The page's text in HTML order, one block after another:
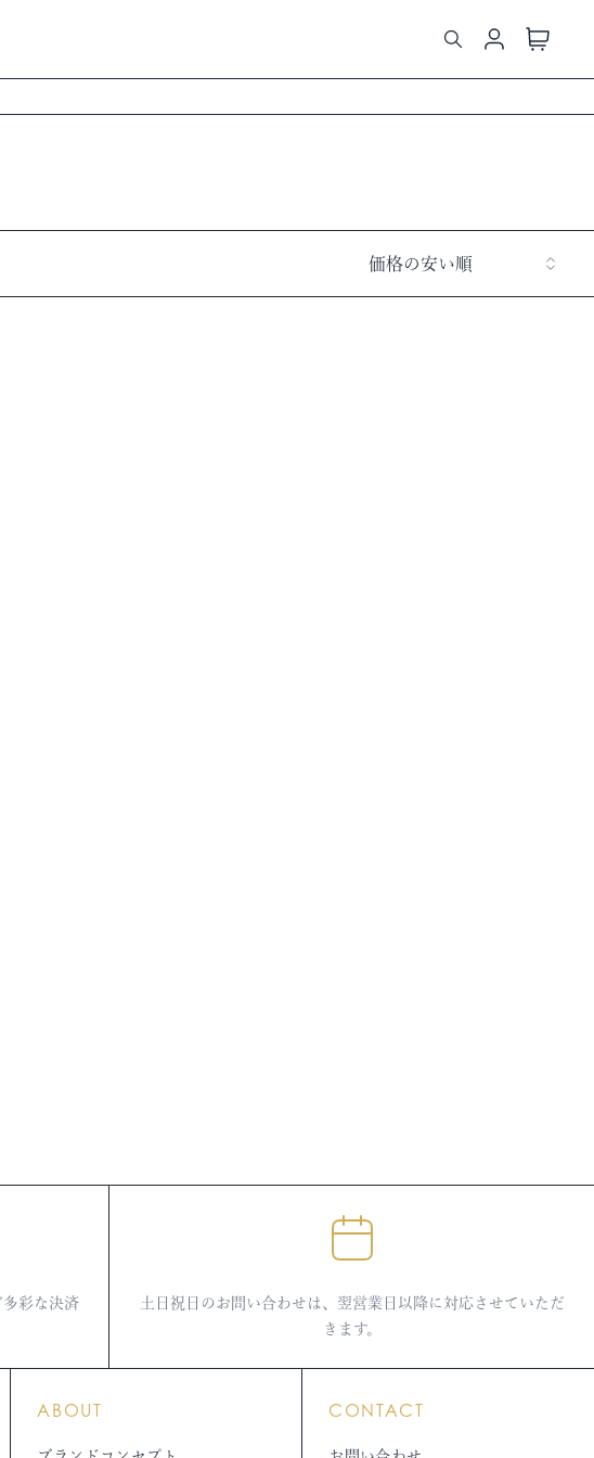
価格の安い順
彩な決済
土日祝日のお問い合わせは、翌営業日以降に対応させていただ
きます。
ABOUT CONTACT